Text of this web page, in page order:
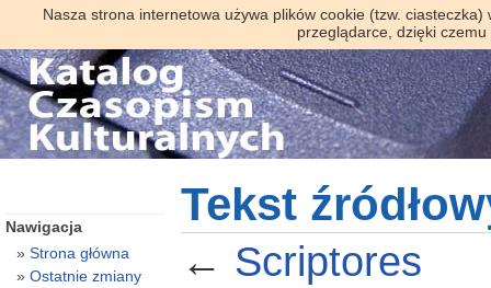
Nasza strona internetowa używa plików cookie (tzw.
przeglądarce, dzięki
Tekst
← Scriptores
Nawigacja
Strona główna
Ostatnie zmiany